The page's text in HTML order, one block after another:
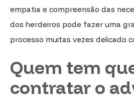
empatia e compreensão das
dos herdeiros pode fazer uma
processo muitas vezes delicado
Quem tem
contratar o